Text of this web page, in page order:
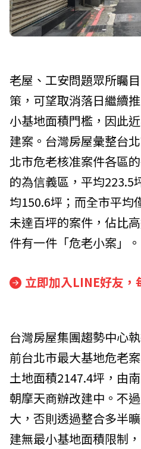
老屋、工安問題眾所矚
策，可望取消落日繼續
小基地面積門檻，因此
建案。台灣房屋彙整台
北市危老核准案件各區
的為信義區，平均223.5
均150.6坪；而全市平均
未達百坪的案件，佔比
件有一件「危老小案」。
立即加入LINE好友，
台灣房屋集團趨勢中心
前台北市最大基地危老
土地面積2147.4坪，由
朝摩天商辦改建中。不
大，否則透過整合多半
建無最小基地面積限制